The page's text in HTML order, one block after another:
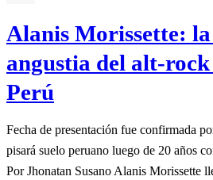
Alanis Morissette:
angustia del alt-rock
Perú
Fecha de presentación fue confirmada
pisará suelo peruano luego de 20 años
Por Jhonatan Susano Alanis Morissette